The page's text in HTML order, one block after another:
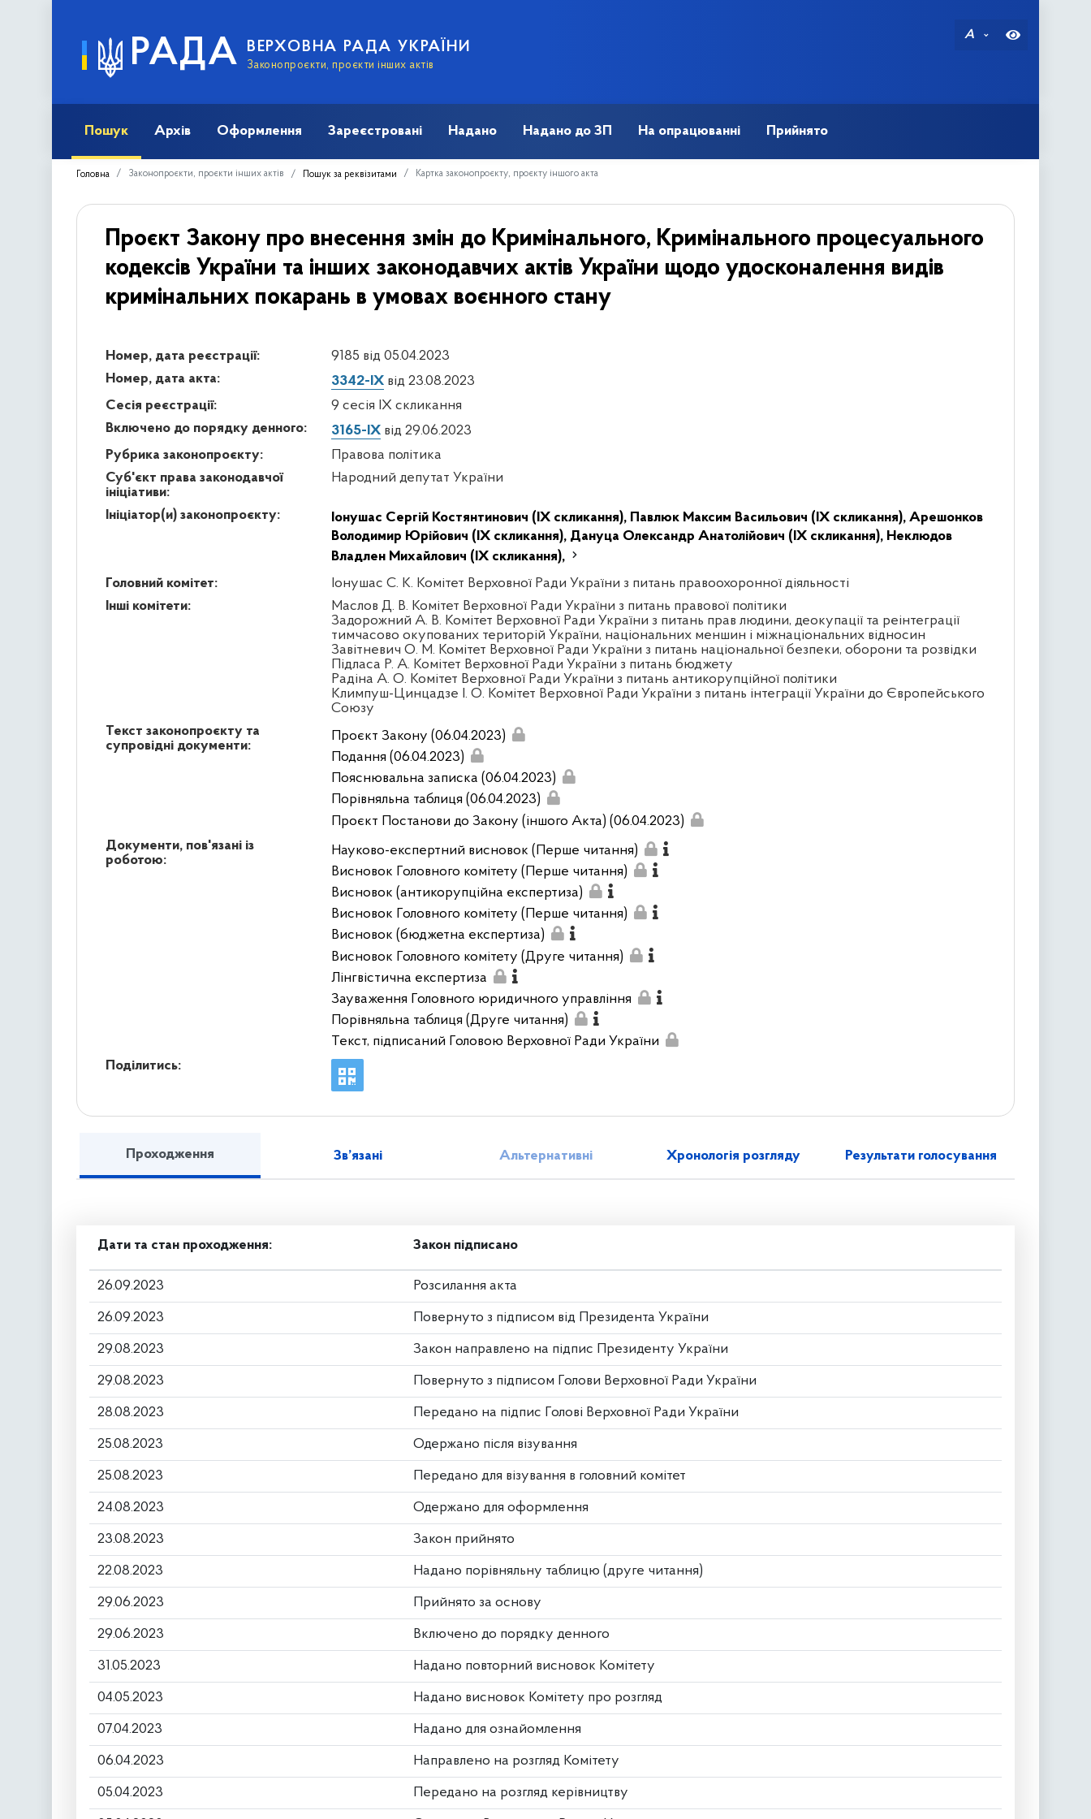
РАДА ВЕРХОВНА РАДА УКРАЇНИ
Законопроєкти, проєкти інших актів
A
Пошук Архів Оформлення Зареєстровані Надано Надано до ЗП На опрацюванні Прийнято
Головна Законопроєкти, проєкти інших актів Пошук за реквізитами Картка законопроєкту, проєкту іншого акта
Проєкт Закону про внесення змін до Кримінального, Кримінального процесуального
кодексів України та інших законодавчих актів України щодо удосконалення видів
кримінальних покарань в умовах воєнного стану
Номер, дата реєстрації:
9185 від 05.04.2023
Номер, дата акта:
3342-IX від 23.08.2023
Сесія реєстрації:
9 сесія IX скликання
Включено до порядку денного:
3165-IX від 29.06.2023
Рубрика законопроєкту:
Правова політика
Суб'єкт права законодавчої
ініціативи:
Народний депутат України
Ініціатор(и) законопроєкту: Іонушас Сергій Костянтинович (IX скликання), Павлюк Максим Васильович (IX скликання),Арешонков
Володимир Юрійович (IX скликання), Дануца Олександр Анатолійович (IX скликання), Неклюдов
Владлен Михайлович (IX скликання),
Головний комітет:
Іонушас С. К. Комітет Верховної Ради України з питань правоохоронної діяльності
Інші комітети:
Маслов Д. В. Комітет Верховної Ради України з питань правової політики
Задорожний А. В. Комітет Верховної Ради України з питань прав людини, деокупації та реінтеграції
тимчасово окупованих територій України, національних меншин і міжнаціональних відносин
Завітневич О. М. Комітет Верховної Ради України з питань національної безпеки, оборони та розвідки
Підласа Р. А. Комітет Верховної Ради України з питань бюджету
Радіна А. О. Комітет Верховної Ради України з питань антикорупційної політики
Климпуш-Цинцадзе І. О. Комітет Верховної Ради України з питань інтеграції України до Європейського
Союзу
Текст законопроєкту та
супровідні документи:
Проєкт Закону (06.04.2023)
Подання (06.04.2023)
Пояснювальна записка (06.04.2023)
Порівняльна таблиця (06.04.2023)
Проєкт Постанови до Закону (іншого Акта) (06.04.2023)
Документи, пов'язані із
роботою:
Науково-експертний висновок (Перше читання)
Висновок Головного комітету (Перше читання)
Висновок (антикорупційна експертиза)
Висновок Головного комітету (Перше читання)
Висновок (бюджетна експертиза)
Висновок Головного комітету (Друге читання)
Лінгвістична експертиза
Зауваження Головного юридичного управління
Порівняльна таблиця (Друге читання)
Текст, підписаний Головою Верховної Ради України
Поділитись:
Проходження Зв’язані Альтернативні Хронологія розгляду Результати голосування
Дати та стан проходження: Закон підписано
26.09.2023 Розсилання акта
26.09.2023 Повернуто з підписом від Президента України
29.08.2023 Закон направлено на підпис Президенту України
29.08.2023 Повернуто з підписом Голови Верховної Ради України
28.08.2023 Передано на підпис Голові Верховної Ради України
25.08.2023 Одержано після візування
25.08.2023 Передано для візування в головний комітет
24.08.2023 Одержано для оформлення
23.08.2023 Закон прийнято
22.08.2023 Надано порівняльну таблицю (друге читання)
29.06.2023 Прийнято за основу
29.06.2023 Включено до порядку денного
31.05.2023 Надано повторний висновок Комітету
04.05.2023 Надано висновок Комітету про розгляд
07.04.2023 Надано для ознайомлення
06.04.2023 Направлено на розгляд Комітету
05.04.2023 Передано на розгляд керівництву